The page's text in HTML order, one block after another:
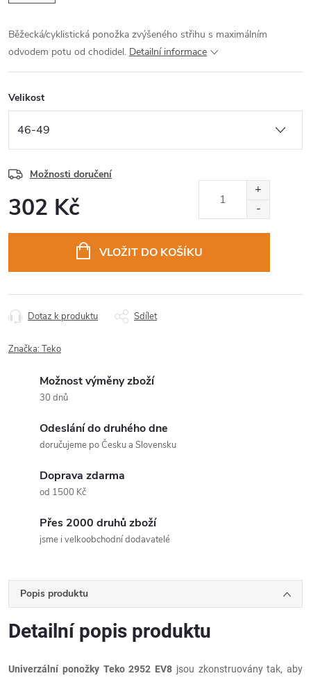
Běžecká/cyklistická ponožka zvýšeného střihu s maximálním
odvodem potu od chodidel. Detailní informace
Velikost
Možnosti doručení
302 Kč
VLOŽIT DO KOŠÍKU
Dotaz k produktu Sdílet
Značka:Teko
Možnost výměny zboží
30 dnů
Odeslání do druhého dne
doručujeme po Česku a Slovensku
Doprava zdarma
od 1500 Kč
Přes 2000 druhů zboží
jsme i velkoobchodní dodavatelé
Popis produktu
Detailní popis produktu
Univerzální ponožky Teko 2952 EV8 jsou zkonstruovány tak, aby